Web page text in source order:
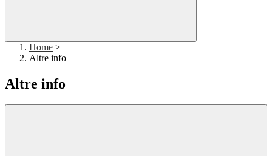
Home >
Altre info
Altre info